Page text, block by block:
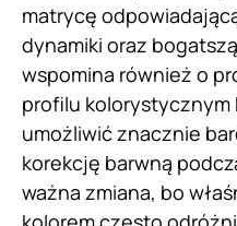
matrycę
dynamiki oraz
wspomina również o
profilu kolorystycznym
umożliwić znacznie
korekcję barwną
ważna zmiana, bo